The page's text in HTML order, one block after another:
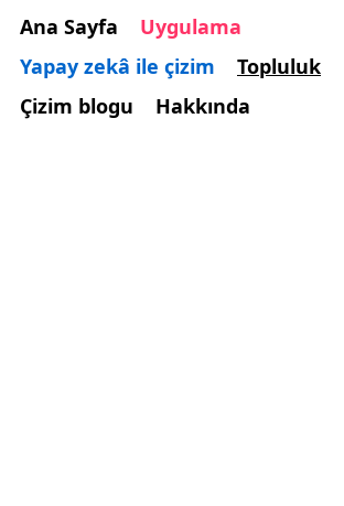
Ana Sayfa
Uygulama
Yapay zekâ ile çizim
Topluluk
Çizim blogu
Hakkında